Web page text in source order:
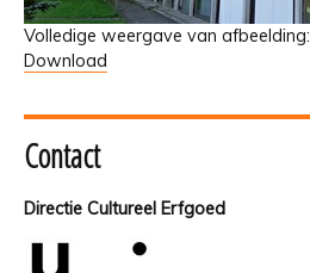
Volledige weergave van afbeelding:
Download
Contact
Directie Cultureel Erfgoed